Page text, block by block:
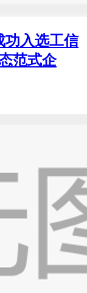
功入选工信
范式企